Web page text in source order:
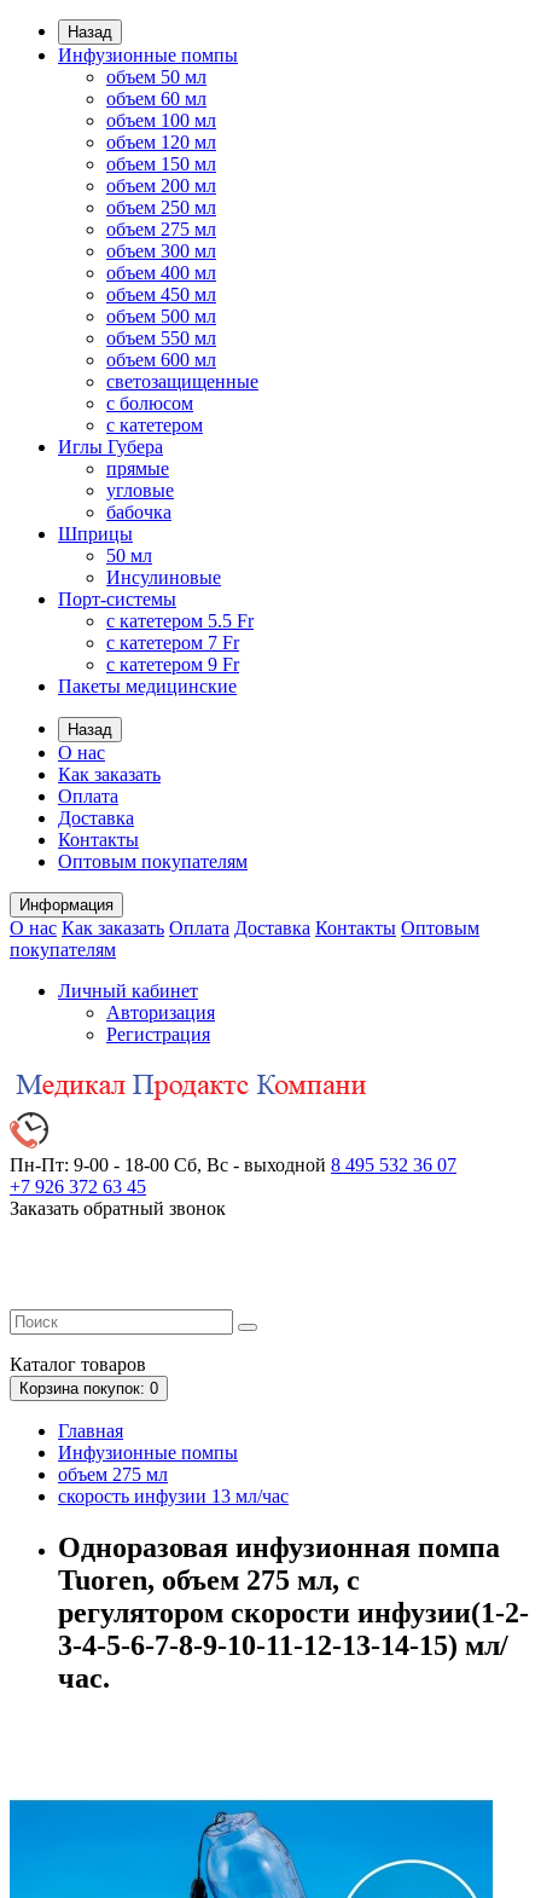
Назад
Инфузионные помпы
объем 50 мл
объем 60 мл
объем 100 мл
объем 120 мл
объем 150 мл
объем 200 мл
объем 250 мл
объем 275 мл
объем 300 мл
объем 400 мл
объем 450 мл
объем 500 мл
объем 550 мл
объем 600 мл
светозащищенные
с болюсом
с катетером
Иглы Губера
прямые
угловые
бабочка
Шприцы
50 мл
Инсулиновые
Порт-системы
с катетером 5.5 Fr
с катетером 7 Fr
с катетером 9 Fr
Пакеты медицинские
Назад
О нас
Как заказать
Оплата
Доставка
Контакты
Оптовым покупателям
Информация
О нас Как заказать Оплата Доставка Контакты Оптовым
покупателям
Личный кабинет
Авторизация
Регистрация
Пн-Пт: 9-00 - 18-00 Сб, Вс - выходной 8 495 532 36 07
+7 926 372 63 45
Заказать обратный звонок
Каталог товаров
Корзинапокупок: 0
Главная
Инфузионные помпы
объем 275 мл
скорость инфузии 13 мл/час
Одноразовая инфузионная помпа
Tuoren, объем 275 мл, с
регулятором скорости инфузии(1-2-
3-4-5-6-7-8-9-10-11-12-13-14-15) мл/
час.